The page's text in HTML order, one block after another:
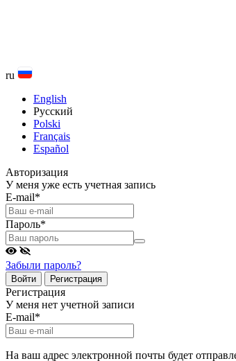
ru
English
Русский
Polski
Français
Español
Авторизация
У меня уже есть учетная запись
E-mail*
Пароль*
Забыли пароль?
Войти Регистрация
Регистрация
У меня нет учетной записи
E-mail*
На ваш адрес электронной почты будет